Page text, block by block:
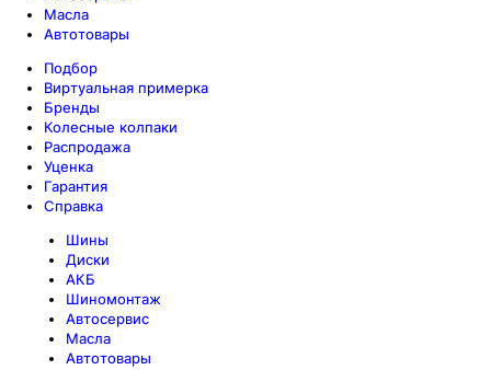
Масла
Автотовары
Подбор
Виртуальная примерка
Бренды
Колесные колпаки
Распродажа
Уценка
Гарантия
Справка
Шины
Диски
АКБ
Шиномонтаж
Автосервис
Масла
Автотовары